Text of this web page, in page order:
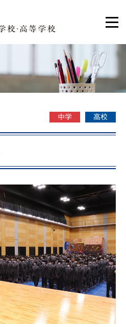
中学 高校